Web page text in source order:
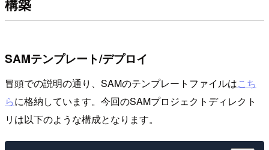
構築
SAMテンプレート/デプロイ
冒頭での説明の通り、SAMのテンプレートファイルはこち
らに格納しています。今回のSAMプロジェクトディレクト
リは以下のような構成となります。